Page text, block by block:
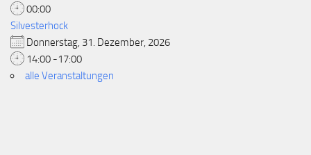
00:00
Silvesterhock
Donnerstag, 31. Dezember, 2026
14:00 -17:00
alle Veranstaltungen